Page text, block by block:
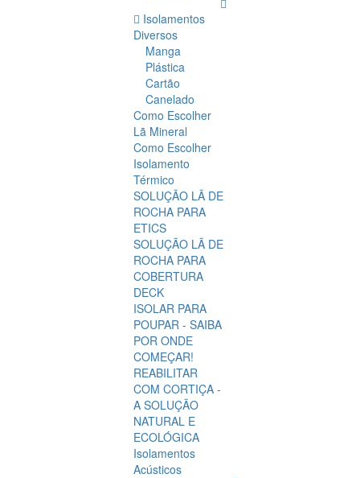
Isolamentos
Diversos
Manga
Plástica
Cartão
Canelado
Como Escolher
Lã Mineral
Como Escolher
Isolamento
Térmico
SOLUÇÃO LÃ DE
ROCHA PARA
ETICS
SOLUÇÃO LÃ DE
ROCHA PARA
COBERTURA
DECK
ISOLAR PARA
POUPAR - SAIBA
POR ONDE
COMEÇAR!
REABILITAR
COM CORTIÇA -
A SOLUÇÃO
NATURAL E
ECOLÓGICA
Isolamentos
Acústicos